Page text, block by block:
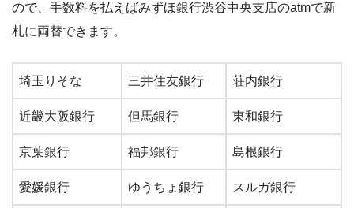
ので、手数料を払えばみずほ銀行渋谷中央支店のatmで新
札に両替できます。
埼玉りそな 三井住友銀行 荘内銀行
近畿大阪銀行 但馬銀行 東和銀行
京葉銀行 福邦銀行 島根銀行
愛媛銀行 ゆうちょ銀行 スルガ銀行